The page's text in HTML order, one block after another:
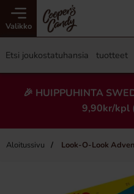
Valikko
🎉 HUIPPUHINTA
9,90kr/kpl
Aloitussivu Look-O-Look